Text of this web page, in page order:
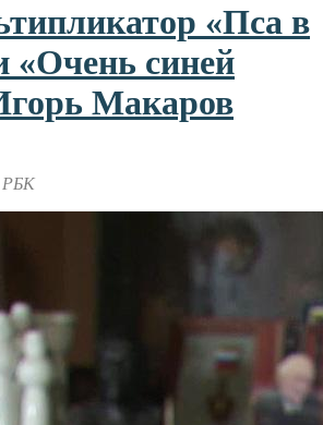
«Пса в
«Очень синей
Макаров
РБК